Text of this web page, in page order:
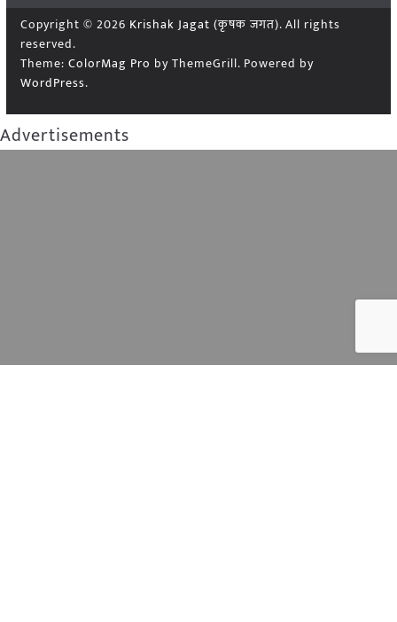
Copyright © 2026 Krishak Jagat (कृषक जगत). All rights
reserved.
Theme: ColorMag Pro by ThemeGrill. Powered by
WordPress.
Advertisements